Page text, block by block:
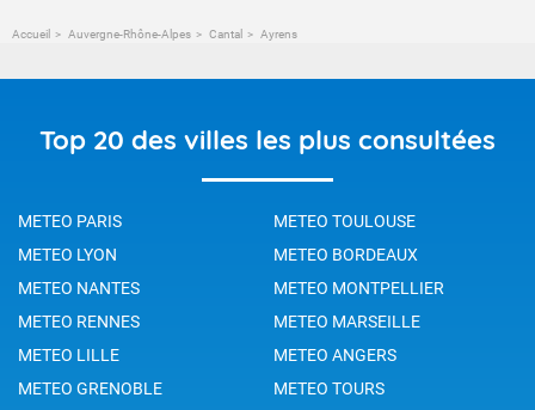
Accueil Auvergne-Rhône-Alpes Cantal Ayrens
Top 20 des villes les plus consultées
METEO PARIS
METEO TOULOUSE
METEO LYON
METEO BORDEAUX
METEO NANTES
METEO MONTPELLIER
METEO RENNES
METEO MARSEILLE
METEO LILLE
METEO ANGERS
METEO GRENOBLE
METEO TOURS